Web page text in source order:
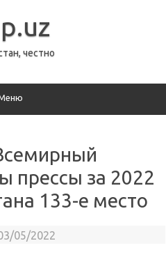
честно
прессы за 2022
133-е место
05/2022